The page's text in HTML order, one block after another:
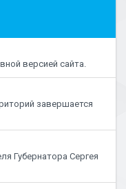
версией сайта.
завершается
Губернатора Сергея